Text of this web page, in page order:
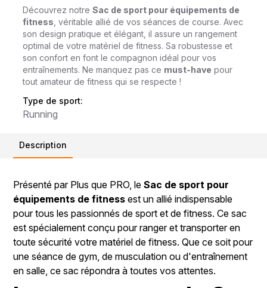
Découvrez notreSac de sport pour équipements de
fitness , véritable allié de vos séances de course. Avec
son design pratique et élégant, il assure un rangement
optimal de votre matériel de fitness. Sa robustesse et
son confort en font le compagnon idéal pour vos
entraînements. Ne manquez pas ce must-have pour
tout amateur de fitness qui se respecte !
Type de sport:
Running
Description
Présenté par Plus que PRO, leSac de sport pour
équipements de fitness est un allié indispensable
pour tous les passionnés de sport et de fitness. Ce sac
est spécialement conçu pour ranger et transporter en
toute sécurité votre matériel de fitness. Que ce soit pour
une séance de gym, de musculation ou d'entraînement
en salle, ce sac répondra à toutes vos attentes.